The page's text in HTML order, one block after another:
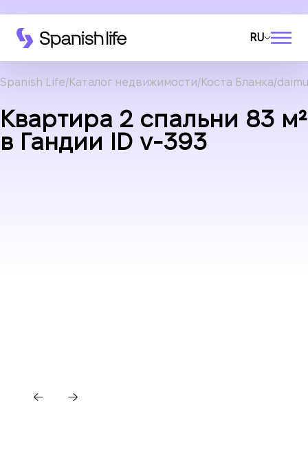
RU
Spanish Life Каталог недвижимости Коста Бланка
Квартира 2 спальни 83 м²
в Гандии ID v-393